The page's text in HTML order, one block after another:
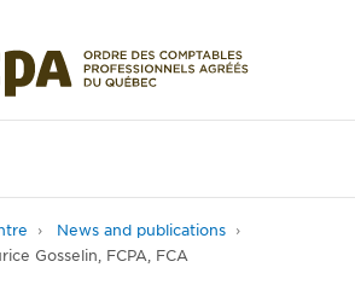
News and publications
Gosselin, FCPA, FCA